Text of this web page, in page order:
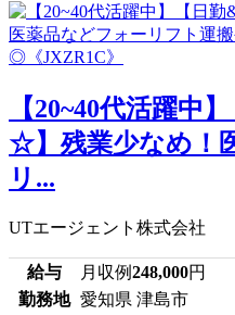
【20~40代活躍中
☆】残業少なめ！
リ...
UTエージェント株式会社
給与 月収例248,000円
勤務地 愛知県 津島市